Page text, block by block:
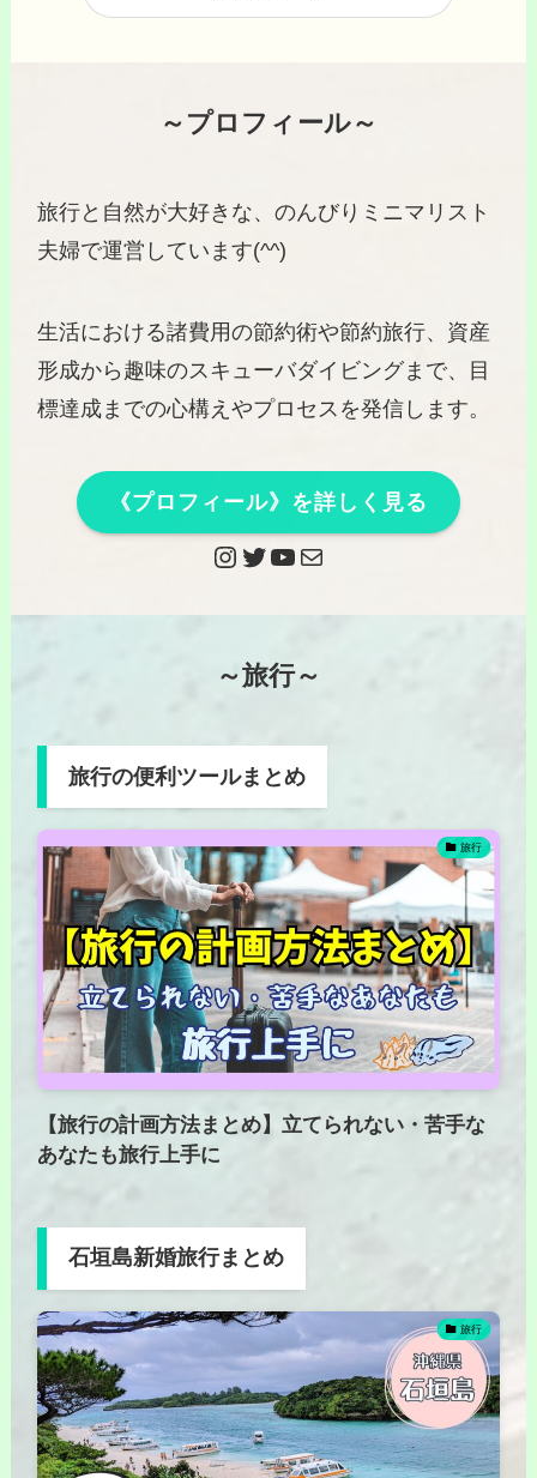
～プロフィール～
旅行と自然が大好きな、のんびりミニマリスト
夫婦で運営しています(^^)
生活における諸費用の節約術や節約旅行、資産
形成から趣味のスキューバダイビングまで、目
標達成までの心構えやプロセスを発信します。
《プロフィール》を詳しく見る
Instagram Twitter YouTube メール
～旅行～
旅行の便利ツールまとめ
旅行
【旅行の計画方法まとめ】立てられない・苦手な
あなたも旅行上手に
石垣島新婚旅行まとめ
旅行